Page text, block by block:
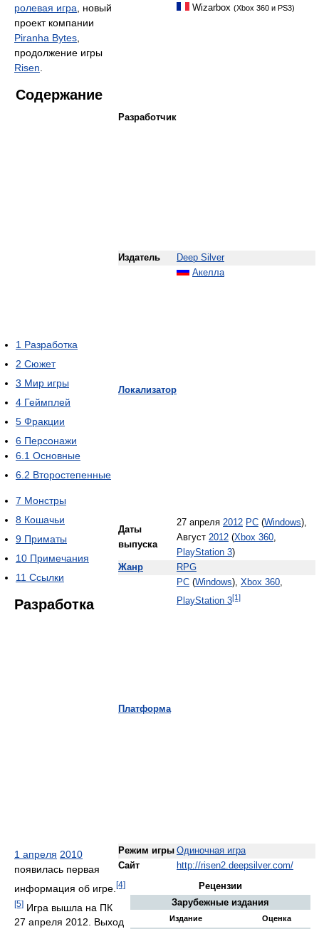
Разработчик
Wizarbox (Xbox 360 и PS3)
Издатель Deep Silver
Локализатор
Акелла
Даты
выпуска
27 апреля 2012 PC (Windows),
Август 2012 (Xbox 360,
PlayStation 3)
Жанр
RPG
Платформа
PC (Windows), Xbox 360,
PlayStation 3[1]
Режим игры Одиночная игра
Сайт
http://risen2.deepsilver.com/
ролевая игра , новый
проект компании
Piranha Bytes
продолжение игры
Risen
Рецензии
Зарубежные издания
Издание Оценка
Содержание
1 Разработка
2 Сюжет
3 Мир игры
4 Геймплей
5 Фракции
6 Персонажи
6.1 Основные
6.2 Второстепенные
7 Монстры
8 Кошачьи
9 Приматы
10 Примечания
11 Ссылки
Разработка
1 апреля 2010
появилась первая
информация об игре. [4]
[5] Игра вышла на ПК
27 апреля 2012. Выход